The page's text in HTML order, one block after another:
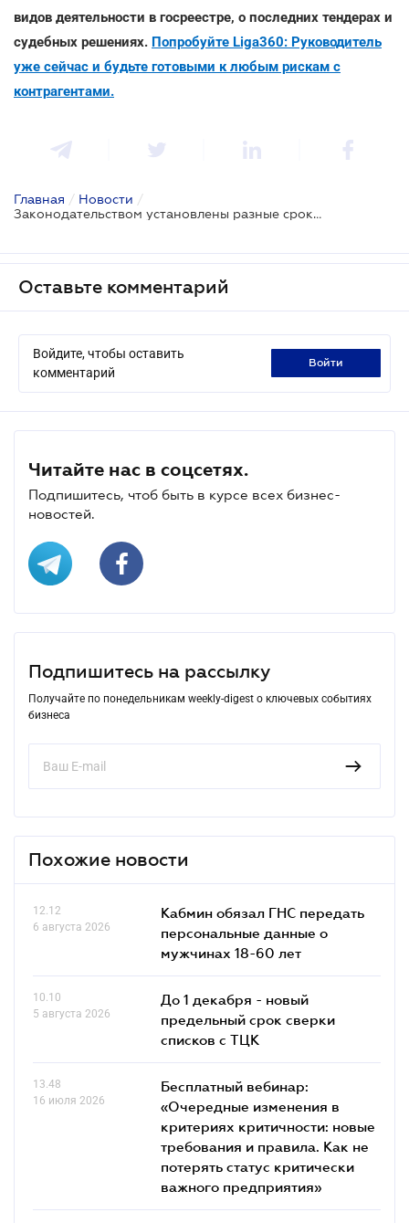
видов деятельности в госреестре, о последних тендерах и
судебных решениях. Попробуйте Liga360: Руководитель
уже сейчас и будьте готовыми к любым рискам с
контрагентами.
Главная / Новости /
Законодательством установлены разные сроки обращения в суд за защитой трудовых прав
Оставьте комментарий
Войдите, чтобы оставить
комментарий
войти
Читайте нас в соцсетях.
Подпишитесь, чтоб быть в курсе всех бизнес-
новостей.
Подпишитесь на рассылку
Получайте по понедельникам weekly-digest о ключевых событиях
бизнеса
Похожие новости
12.12
6 августа 2026
Кабмин обязал ГНС передать
персональные данные о
мужчинах 18-60 лет
10.10
5 августа 2026
До 1 декабря - новый
предельный срок сверки
списков c ТЦК
13.48
16 июля 2026
Бесплатный вебинар:
«Очередные изменения в
критериях критичности: новые
требования и правила. Как не
потерять статус критически
важного предприятия»